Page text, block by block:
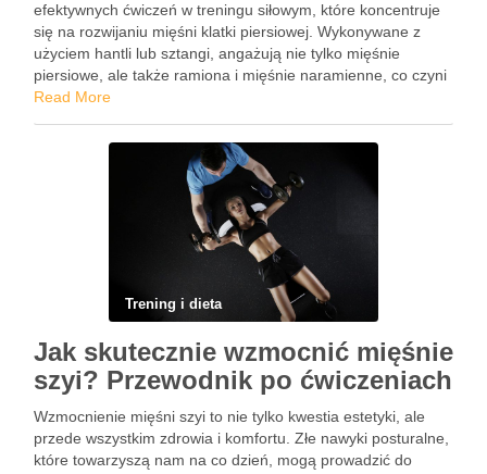
efektywnych ćwiczeń w treningu siłowym, które koncentruje
się na rozwijaniu mięśni klatki piersiowej. Wykonywane z
użyciem hantli lub sztangi, angażują nie tylko mięśnie
piersiowe, ale także ramiona i mięśnie naramienne, co czyni
je kompleksowym elementem każdego programu
Read More
Trening i dieta
Jak skutecznie wzmocnić mięśnie
szyi? Przewodnik po ćwiczeniach
Wzmocnienie mięśni szyi to nie tylko kwestia estetyki, ale
przede wszystkim zdrowia i komfortu. Złe nawyki posturalne,
które towarzyszą nam na co dzień, mogą prowadzić do